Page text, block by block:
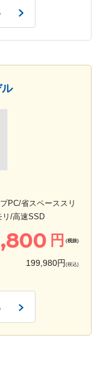
PC/省スペーススリ
リ/高速SSD
円 (税抜)
199,980円 (税込)